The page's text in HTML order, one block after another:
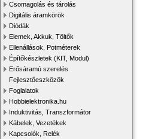
Csomagolás és tárolás
Digitális áramkörök
Diódák
Elemek, Akkuk, Töltők
Ellenállások, Potméterek
Építőkészletek (KIT, Modul)
Erősáramú szerelés
Fejlesztőeszközök
Foglalatok
Hobbielektronika.hu
Induktivitás, Transzformátor
Kábelek, Vezetékek
Kapcsolók, Relék